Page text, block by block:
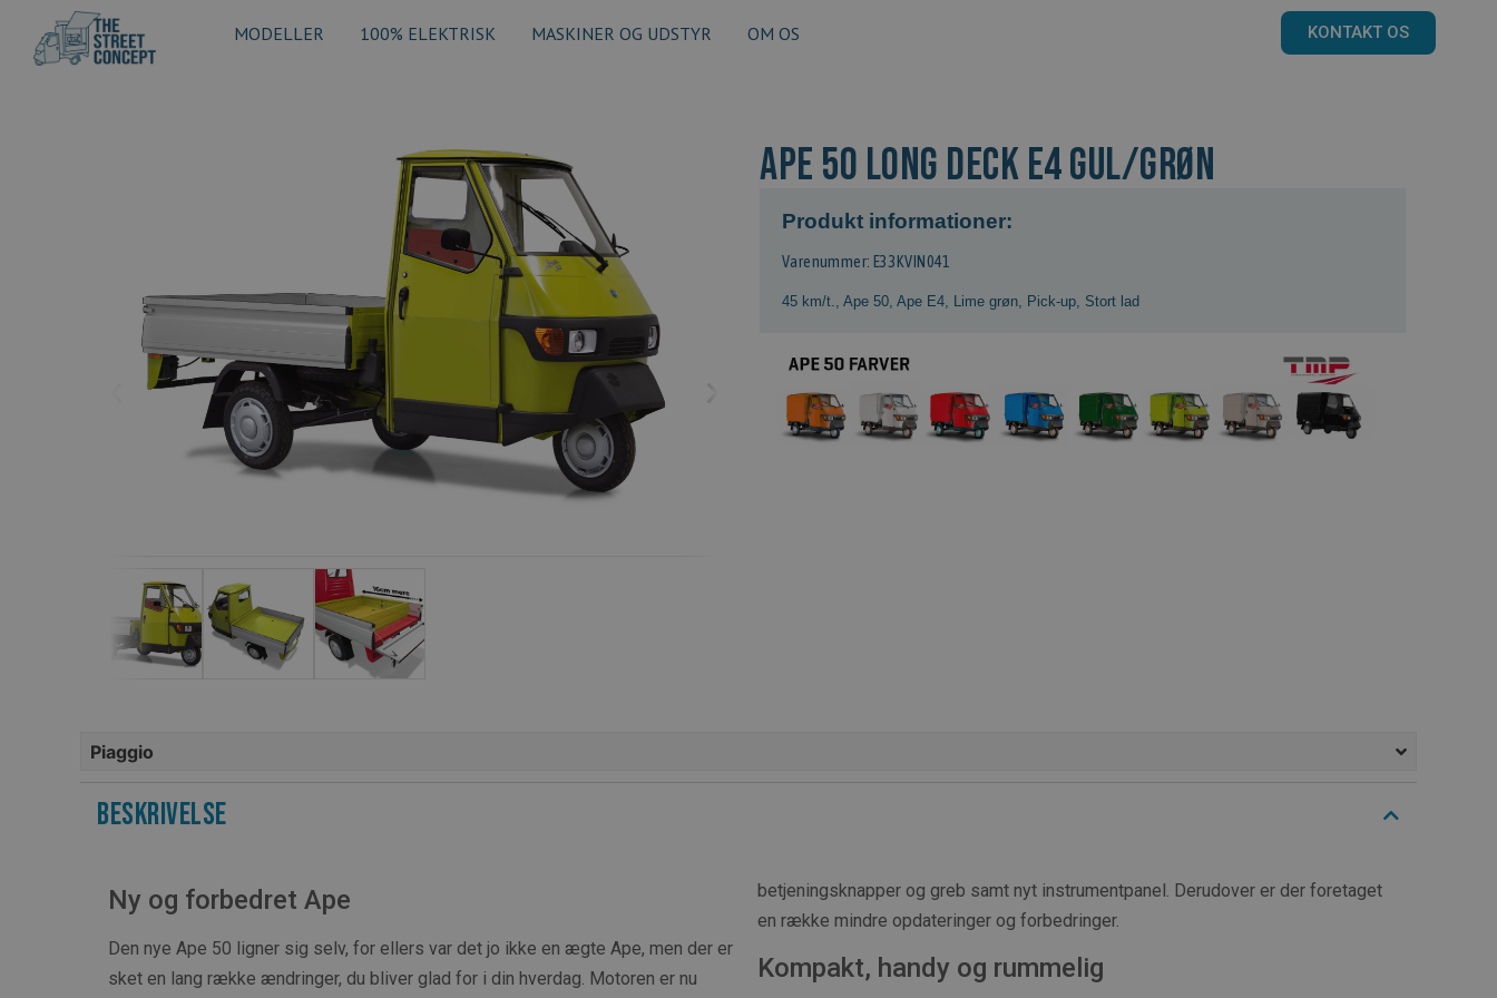
MODELLER 100% ELEKTRISK MASKINER OG UDSTYR OM OS KONTAKT OS
APE 50 LONG DECK E4 gul/grøn
Produkt informationer:
Varenummer: E33KVIN041
45 km/t. Ape 50 Ape E4 Lime grøn Pick-up Stort lad
Piaggio
Beskrivelse
Ny og forbedret Ape
Den nye Ape 50 ligner sig selv, for ellers var det jo ikke en ægte Ape, men der er
sket en lang række ændringer, du bliver glad for i din hverdag. Motoren er nu
betjeningsknapper og greb samt nyt instrumentpanel. Derudover er der foretaget
en række mindre opdateringer og forbedringer.
Kompakt, handy og rummelig